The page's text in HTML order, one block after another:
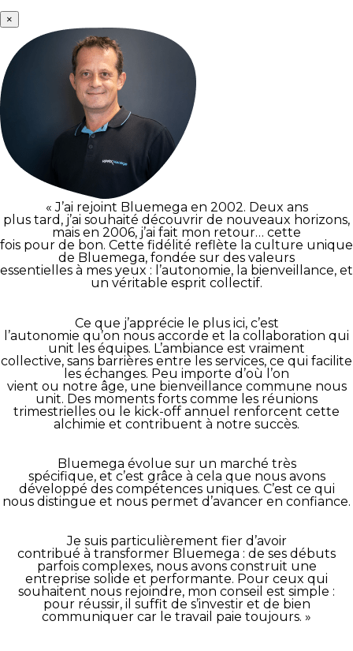
×
« J’ai rejoint Bluemega en 2002. Deux ans
plus tard, j’ai souhaité découvrir de nouveaux horizons,
mais en 2006, j’ai fait mon retour… cette
fois pour de bon. Cette fidélité reflète la culture unique
de Bluemega, fondée sur des valeurs
essentielles à mes yeux : l’autonomie, la bienveillance, et
un véritable esprit collectif.
Ce que j’apprécie le plus ici, c’est
l’autonomie qu’on nous accorde et la collaboration qui
unit les équipes. L’ambiance est vraiment
collective, sans barrières entre les services, ce qui facilite
les échanges. Peu importe d’où l’on
vient ou notre âge, une bienveillance commune nous
unit. Des moments forts comme les réunions
trimestrielles ou le kick-off annuel renforcent cette
alchimie et contribuent à notre succès.
Bluemega évolue sur un marché très
spécifique, et c’est grâce à cela que nous avons
développé des compétences uniques. C’est ce qui
nous distingue et nous permet d’avancer en confiance.
Je suis particulièrement fier d’avoir
contribué à transformer Bluemega : de ses débuts
parfois complexes, nous avons construit une
entreprise solide et performante. Pour ceux qui
souhaitent nous rejoindre, mon conseil est simple :
pour réussir, il suffit de s’investir et de bien
communiquer car le travail paie toujours. »